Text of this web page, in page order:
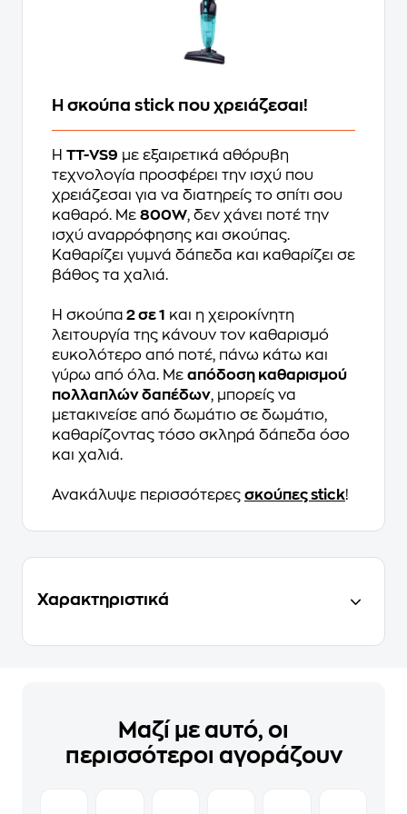
Η σκούπα stick που χρειάζεσαι!
Η TT-VS9 με εξαιρετικά αθόρυβη
τεχνολογία προσφέρει την ισχύ που
χρειάζεσαι για να διατηρείς το σπίτι σου
καθαρό. Με 800W, δεν χάνει ποτέ την
ισχύ αναρρόφησης και σκούπας.
Καθαρίζει γυμνά δάπεδα και καθαρίζει σε
βάθος τα χαλιά.
Η σκούπα 2 σε 1 και η χειροκίνητη
λειτουργία της κάνουν τον καθαρισμό
ευκολότερο από ποτέ, πάνω κάτω και
γύρω από όλα. Με απόδοση καθαρισμού
πολλαπλών δαπέδων, μπορείς να
μετακινείσε από δωμάτιο σε δωμάτιο,
καθαρίζοντας τόσο σκληρά δάπεδα όσο
και χαλιά.
Ανακάλυψε περισσότερες σκούπες stick!
Χαρακτηριστικά
Μαζί με αυτό, οι
περισσότεροι αγοράζουν